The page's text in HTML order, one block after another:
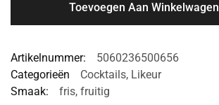
Toevoegen Aan Winkelwagen
Artikelnummer:
5060236500656
Categorieën
Cocktails, Likeur
Smaak:
fris, fruitig